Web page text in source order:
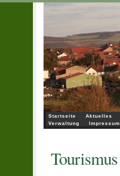
Startseite Aktuelles
Verwaltung
Impressum
Tourismus